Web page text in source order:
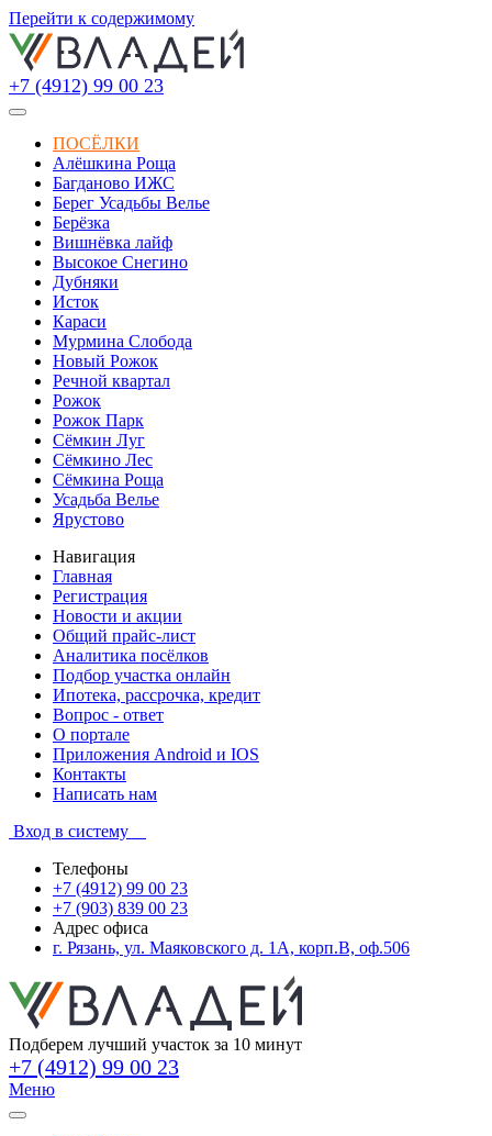
Перейти к содержимому
+7 (4912) 99 00 23
ПОСЁЛКИ
Алёшкина Роща
Багданово ИЖС
Берег Усадьбы Велье
Берёзка
Вишнёвка лайф
Высокое Снегино
Дубняки
Исток
Караси
Мурмина Слобода
Новый Рожок
Речной квартал
Рожок
Рожок Парк
Сёмкин Луг
Сёмкино Лес
Сёмкина Роща
Усадьба Велье
Ярустово
Навигация
Главная
Регистрация
Новости и акции
Общий прайс-лист
Аналитика посёлков
Подбор участка онлайн
Ипотека, рассрочка, кредит
Вопрос - ответ
О портале
Приложения Android и IOS
Контакты
Написать нам
Вход в систему
Телефоны
+7 (4912) 99 00 23
+7 (903) 839 00 23
Адрес офиса
г. Рязань, ул. Маяковского д. 1А, корп.В, оф.506
Подберем лучший участок за 10 минут
+7 (4912) 99 00 23
Меню